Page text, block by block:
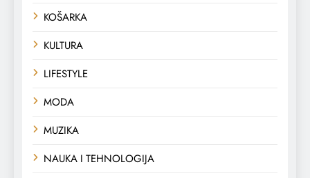
KOŠARKA
KULTURA
LIFESTYLE
MODA
MUZIKA
NAUKA I TEHNOLOGIJA